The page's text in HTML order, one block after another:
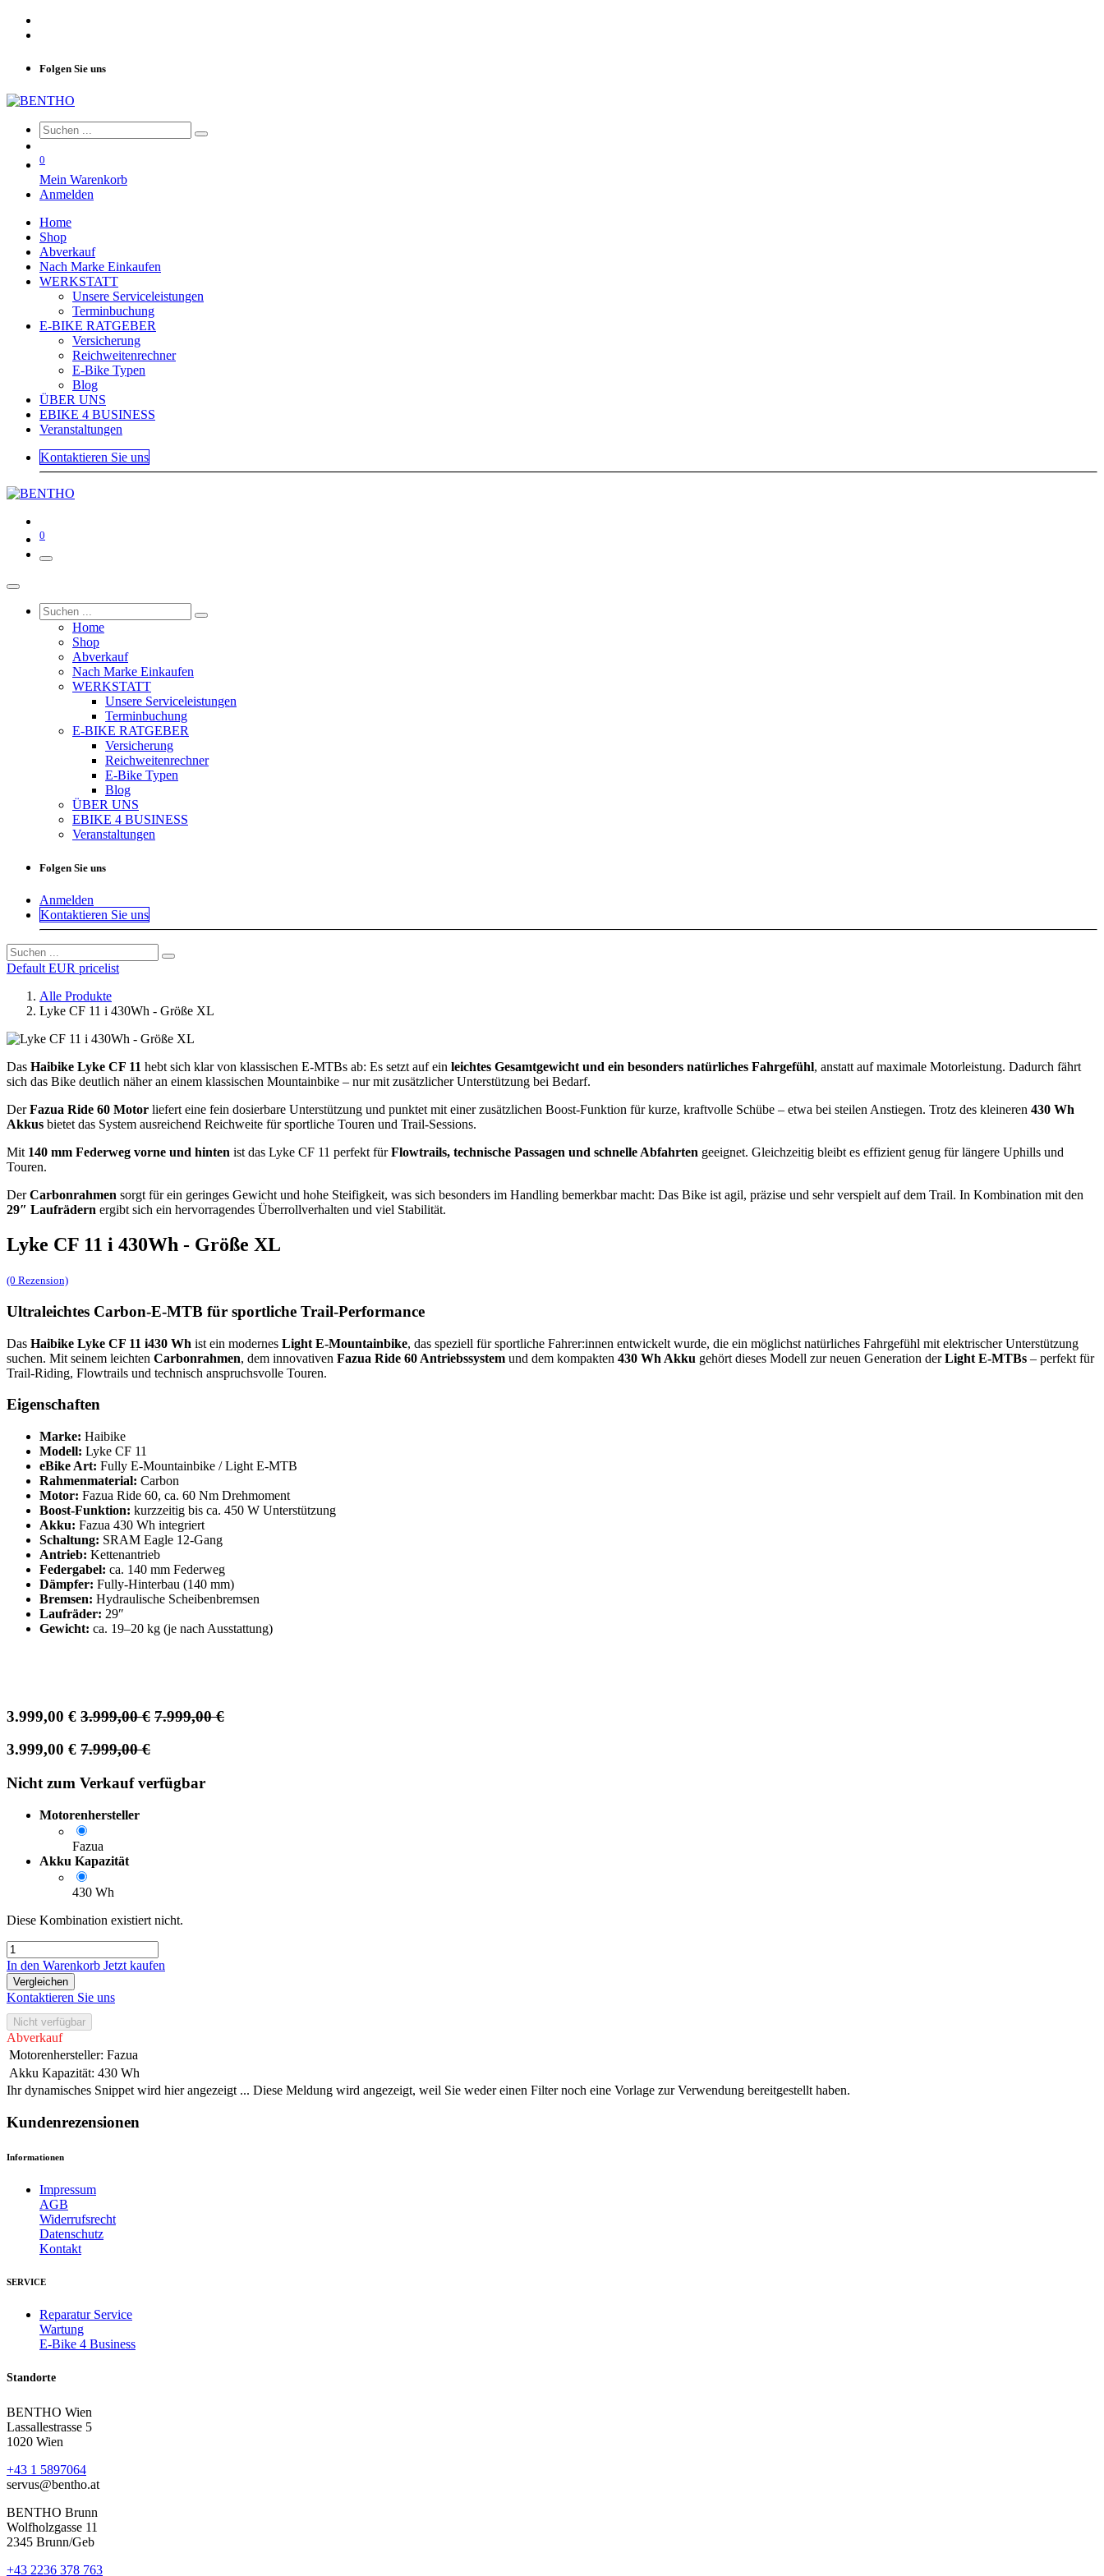
Folgen Sie uns
0
Mein Warenkorb
Anmelden
Home
Shop
Abverkauf
Nach Marke Einkaufen
WERKSTATT
Unsere Serviceleistungen
Terminbuchung
E-BIKE RATGEBER
Versicherung
Reichweitenrechner
E-Bike Typen
Blog
ÜBER UNS
EBIKE 4 BUSINESS
Veranstaltungen
Kontaktieren Sie uns
0
Home
Shop
Abverkauf
Nach Marke Einkaufen
WERKSTATT
Unsere Serviceleistungen
Terminbuchung
E-BIKE RATGEBER
Versicherung
Reichweitenrechner
E-Bike Typen
Blog
ÜBER UNS
EBIKE 4 BUSINESS
Veranstaltungen
Folgen Sie uns
Anmelden
Kontaktieren Sie uns
Default EUR pricelist
Alle Produkte
Lyke CF 11 i 430Wh - Größe XL
Das Haibike Lyke CF 11 hebt sich klar von klassischen E-MTBs ab: Es setzt auf ein leichtes Gesamtgewicht und ein besonders natürliches Fahrgefühl, anstatt auf maximale Motorleistung. Dadurch fährt
sich das Bike deutlich näher an einem klassischen Mountainbike – nur mit zusätzlicher Unterstützung bei Bedarf.
DerFazua Ride 60 Motor liefert eine fein dosierbare Unterstützung und punktet mit einer zusätzlichen Boost-Funktion für kurze, kraftvolle Schübe – etwa bei steilen Anstiegen. Trotz des kleineren 430 Wh
Akkus bietet das System ausreichend Reichweite für sportliche Touren und Trail-Sessions.
Mit 140 mm Federweg vorne und hinten ist das Lyke CF 11 perfekt fürFlowtrails, technische Passagen und schnelle Abfahrten geeignet. Gleichzeitig bleibt es effizient genug für längere Uphills und
Touren.
DerCarbonrahmen sorgt für ein geringes Gewicht und hohe Steifigkeit, was sich besonders im Handling bemerkbar macht: Das Bike ist agil, präzise und sehr verspielt auf dem Trail. In Kombination mit den
29″ Laufrädern ergibt sich ein hervorragendes Überrollverhalten und viel Stabilität.
Lyke CF 11 i 430Wh - Größe XL
(0 Rezension)
Ultraleichtes Carbon-E-MTB für sportliche Trail-Performance
Das Haibike Lyke CF 11 i430 Wh ist ein modernes Light E-Mountainbike, das speziell für sportliche Fahrer:innen entwickelt wurde, die ein möglichst natürliches Fahrgefühl mit elektrischer Unterstützung
suchen. Mit seinem leichten Carbonrahmen, dem innovativen Fazua Ride 60 Antriebssystem und dem kompakten 430 Wh Akku gehört dieses Modell zur neuen Generation derLight E-MTBs – perfekt für
Trail-Riding, Flowtrails und technisch anspruchsvolle Touren.
Eigenschaften
Marke: Haibike
Modell: Lyke CF 11
eBike Art: Fully E-Mountainbike / Light E-MTB
Rahmenmaterial: Carbon
Motor: Fazua Ride 60, ca. 60 Nm Drehmoment
Boost-Funktion: kurzzeitig bis ca. 450 W Unterstützung
Akku: Fazua 430 Wh integriert
Schaltung: SRAM Eagle 12-Gang
Antrieb: Kettenantrieb
Federgabel: ca. 140 mm Federweg
Dämpfer: Fully-Hinterbau (140 mm)
Bremsen: Hydraulische Scheibenbremsen
Laufräder: 29″
Gewicht: ca. 19–20 kg (je nach Ausstattung)
3.999,00 € 3.999,00€ 7.999,00€
3.999,00 € 7.999,00€
Nicht zum Verkauf verfügbar
Motorenhersteller
Fazua
Akku Kapazität
430 Wh
Diese Kombination existiert nicht.
In den Warenkorb Jetzt kaufen
Vergleichen
Kontaktieren Sie uns
Nicht verfügbar
Abverkauf
Motorenhersteller: Fazua
Akku Kapazität: 430 Wh
Ihr dynamisches Snippet wird hier angezeigt ... Diese Meldung wird angezeigt, weil Sie weder einen Filter noch eine Vorlage zur Verwendung bereitgestellt haben.
Kundenrezensionen
Informationen
Impressum
AGB
Widerrufsrecht
Datenschutz
Kontakt
SERVICE
Reparatur Service
Wartung
E-Bike 4 Business
Standorte
BENTHO Wien
Lassallestrasse 5
1020 Wien
+43 1 5897064
servus@bentho.at
BENTHO Brunn
Wolfholzgasse 11
2345 Brunn/Geb
+43 2236 378 763